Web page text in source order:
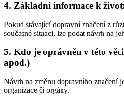
4. Základní informace k
Pokud stávající dopravní značení z
současné situaci, lze podat návrh na
5. Kdo je oprávněn v této
apod.)
Návrh na změnu dopravního značení
organizace či orgány.